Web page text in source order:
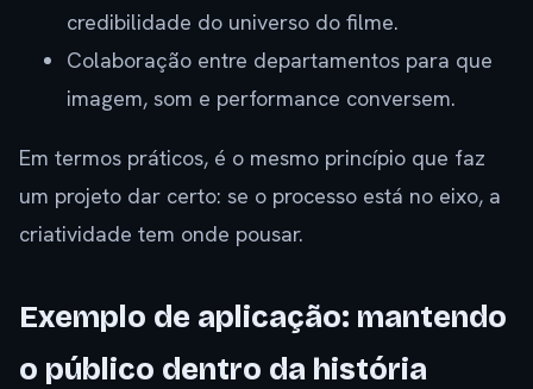
credibilidade do universo do filme.
Colaboração entre departamentos para que
imagem, som e performance conversem.
Em termos práticos, é o mesmo princípio que faz
um projeto dar certo: se o processo está no eixo, a
criatividade tem onde pousar.
Exemplo de aplicação: mantendo
o público dentro da história